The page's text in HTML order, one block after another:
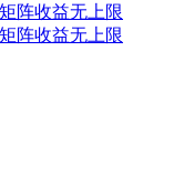
阵收益无上限
阵收益无上限